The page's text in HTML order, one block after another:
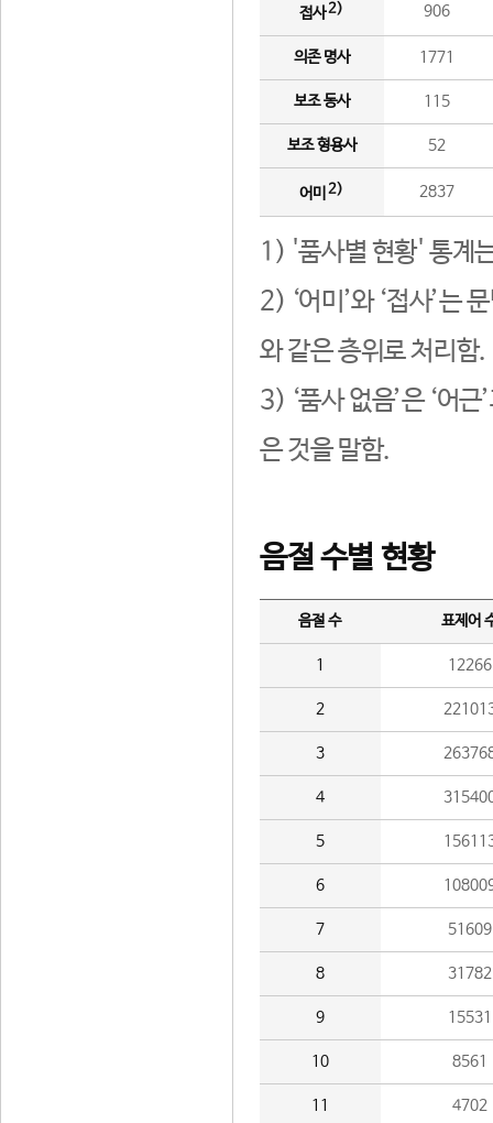
접사2) 906
의존 명사 1771
보조 동사 115
보조 형용사 52
어미 2) 2837
1) '품사별 현황' 통계
2) ‘어미’와 ‘접사’는
와 같은 층위로 처리함.
3) ‘품사 없음’은 ‘어
은 것을 말함.
음절 수별 현황
음절 수 표제어
1 12266
2
3
4
5
6
7 51609
8 31782
9 15531
10 8561
11 4702